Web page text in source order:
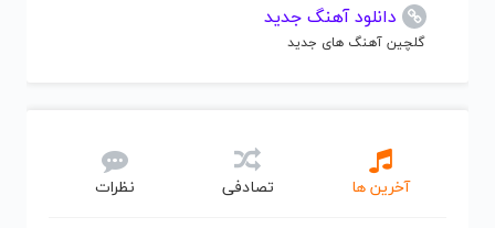
دانلود آهنگ جدید
گلچین آهنگ های جدید
آخرین ها تصادفی نظرات